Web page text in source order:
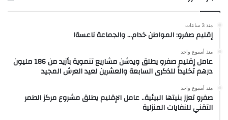
منذ 3 ساعات
إقليم صفرو: المواطن خدام… والجماعة ناعسة!
منذ أسبوع واحد
عامل إقليم صفرو يطلق ويدشن مشاريع تنموية بأزيد من 186 مليون
درهم تخليداً للذكرى السابعة والعشرين لعيد العرش المجيد
منذ أسبوع واحد
صفرو تعزز بنيتها البيئية.. عامل الإقليم يطلق مشروع مركز الطمر
التقني للنفايات المنزلية